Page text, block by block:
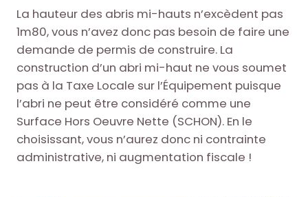
La hauteur des abris mi-hauts n’excèdent pas
1m80, vous n’avez donc pas besoin de faire une
demande de permis de construire. La
construction d’un abri mi-haut ne vous soumet
pas à la Taxe Locale sur l’Équipement puisque
l’abri ne peut être considéré comme une
Surface Hors Oeuvre Nette (SCHON). En le
choisissant, vous n’aurez donc ni contrainte
administrative, ni augmentation fiscale !